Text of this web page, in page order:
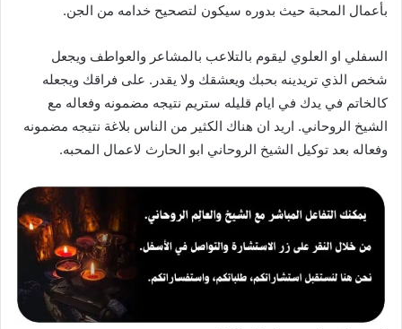
بأعمال المحبة حيث بدوره سيكون لتصحيح خدامه من الجن.
السفلي او العلوي ليقوم بالتلاعب بالمشاعر والعواطف ويجعل
شخص الذي تريدينه بحبك ويعشقك ولا يقدر. على فراقك ويجعله
كالخاتم في يدك في ايام قليله ستريم نتيجه مضمونه وفعاله مع
الشيخ الروحاني. اريد ان هناك الكثير من الناس بلاغة نتيجه مضمونه
وفعاله بعد توكيل الشيخ الروحاني ابو الحارث لاعمال المحبه.